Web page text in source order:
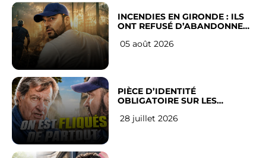
INCENDIES EN GIRONDE : ILS
ONT REFUSÉ D’ABANDONNER
05 août 2026
PIÈCE D’IDENTITÉ
OBLIGATOIRE SUR LES
Français
28 juillet 2026